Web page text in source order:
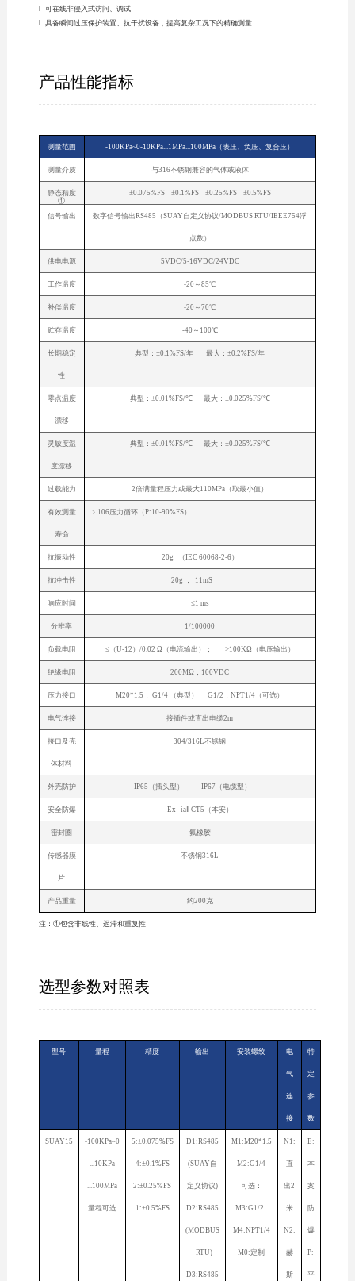
l 可在线非侵入式访问、调试
l 具备瞬间过压保护装置、抗干扰设备，提高复杂工况下的精确测量
产品性能指标
测量范围 -100KPa~0-10KPa...1MPa...100MPa（表压、负压、复合压）
测量介质 与316不锈钢兼容的气体或液体
静态精度
①
±0.075%FS ±0.1%FS ±0.25%FS ±0.5%FS
信号输出 数字信号输出RS485（SUAY自定义协议/MODBUS RTU/IEEE754浮
点数）
供电电源 5VDC/5-16VDC/24VDC
工作温度 -20～85℃
补偿温度 -20～70℃
贮存温度 -40～100℃
长期稳定
性
典型：±0.1%FS/年 最大：±0.2%FS/年
零点温度
漂移
典型：±0.01%FS/℃ 最大：±0.025%FS/℃
灵敏度温
度漂移
典型：±0.01%FS/℃ 最大：±0.025%FS/℃
过载能力 2倍满量程压力或最大110MPa（取最小值）
有效测量
寿命
﹥106压力循环（P:10-90%FS）
抗振动性 20g （IEC 60068-2-6）
抗冲击性 20g ， 11mS
响应时间 ≤1 ms
分辨率 1/100000
负载电阻 ≤（U-12）/0.02 Ω（电流输出）； >100KΩ（电压输出）
绝缘电阻 200MΩ，100VDC
压力接口 M20*1.5， G1/4 （典型） G1/2，NPT1/4（可选）
电气连接 接插件或直出电缆2m
接口及壳
体材料
304/316L不锈钢
外壳防护 IP65（插头型） IP67（电缆型）
安全防爆 Ex iaⅡ CT5（本安）
密封圈 氟橡胶
传感器膜
片
不锈钢316L
产品重量 约200克
注：①包含非线性、迟滞和重复性
选型参数对照表
型号 量程 精度 输出 安装螺纹 电
气
连
接
特
定
参
数
SUAY15 -100KPa~0
...10KPa
...100MPa
量程可选
5:±0.075%FS
4:±0.1%FS
2:±0.25%FS
1:±0.5%FS
D1:RS485
(SUAY自
定义协议)
D2:RS485
(MODBUS
RTU)
D3:RS485
M1:M20*1.5
M2:G1/4
可选：
M3:G1/2
M4:NPT1/4
M0:定制
N1:
直
出2
米
N2:
赫
斯
E:
本
案
防
爆
P:
平